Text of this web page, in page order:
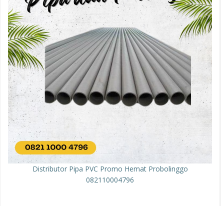
Distributor Pipa PVC Promo Hemat Probolinggo
082110004796